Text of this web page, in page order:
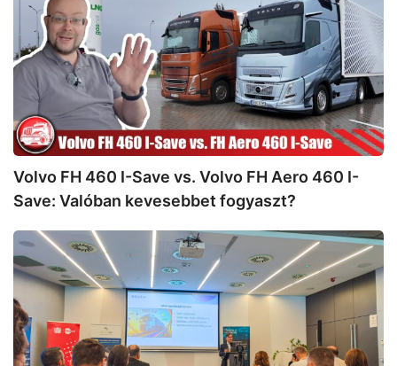
Save
vs.
Volvo
Aero
460
I-
Save:
Valóban
kevesebbet
fogyaszt?
Volvo FH 460 I-Save vs. Volvo FH Aero 460 I-
Save: Valóban kevesebbet fogyaszt?
Fuvarozói
Roadshow:
Merre
tart
a
szállítási